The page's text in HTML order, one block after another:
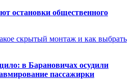
остановки общественного
скрытый монтаж и как выбрать
в Барановичах осудили
пассажирки